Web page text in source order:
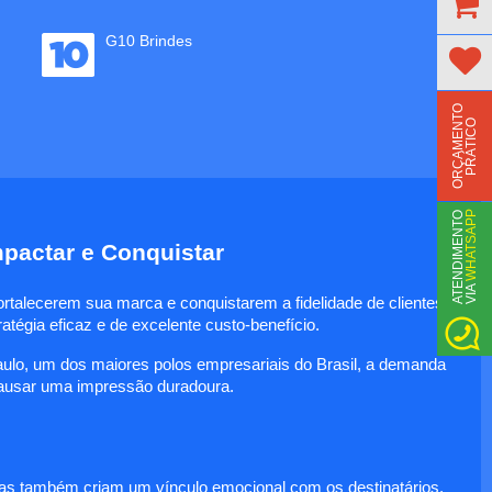
G10 Brindes
e Conquistar
sua marca e conquistarem a fidelidade de clientes
eficaz e de excelente custo-benefício.
um dos maiores polos empresariais do Brasil, a demanda
uma impressão duradoura.
também criam um vínculo emocional com os destinatários.
O
R
Ç
A
M
E
N
T
O
P
R
Á
T
I
CO
A
TE
N
D
I
M
E
N
T
O
V
I
AWHATSAPP